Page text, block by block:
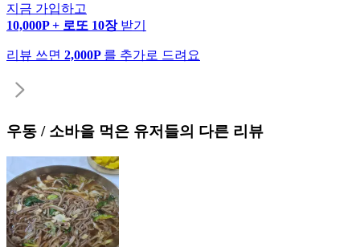
지금 가입하고
10,000P + 로또 10장 받기
리뷰 쓰면 2,000P 를 추가로 드려요
우동 / 소바을 먹은 유저들의 다른 리뷰